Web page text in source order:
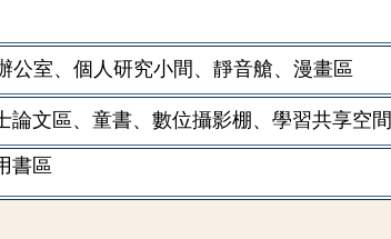
公室、個人研究小間、靜音艙、漫畫區
論文區、童書、數位攝影棚、學習共享空間
書區